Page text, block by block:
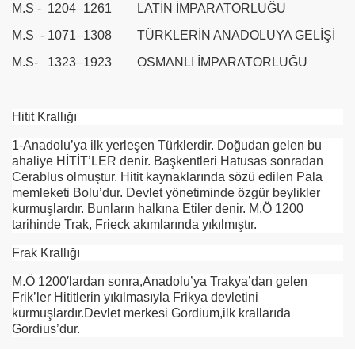
M.S - 1204–1261 LATİN İMPARATORLUĞU
M.S - 1071–1308 TÜRKLERİN ANADOLUYA GELİŞİ
M.S- 1323–1923 OSMANLI İMPARATORLUĞU
Hitit Krallığı
1-Anadolu’ya ilk yerleşen Türklerdir. Doğudan gelen bu
ahaliye HİTİT’LER denir. Başkentleri Hatusas sonradan
Cerablus olmuştur. Hitit kaynaklarında sözü edilen Pala
memleketi Bolu’dur. Devlet yönetiminde özgür beylikler
kurmuşlardır. Bunların halkına Etiler denir. M.Ö 1200
tarihinde Trak, Frieck akımlarında yıkılmıştır.
Frak Krallığı
M.Ö 1200′lardan sonra,Anadolu’ya Trakya’dan gelen
Frik’ler Hititlerin yıkılmasıyla Frikya devletini
kurmuşlardır.Devlet merkesi Gordium,ilk krallarıda
Gordius’dur.